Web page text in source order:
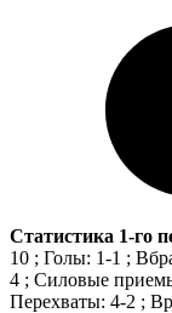
Статистика 1-го
10 ; Голы: 1-1 ;
4 ; Силовые
Перехваты: 4-2 ;